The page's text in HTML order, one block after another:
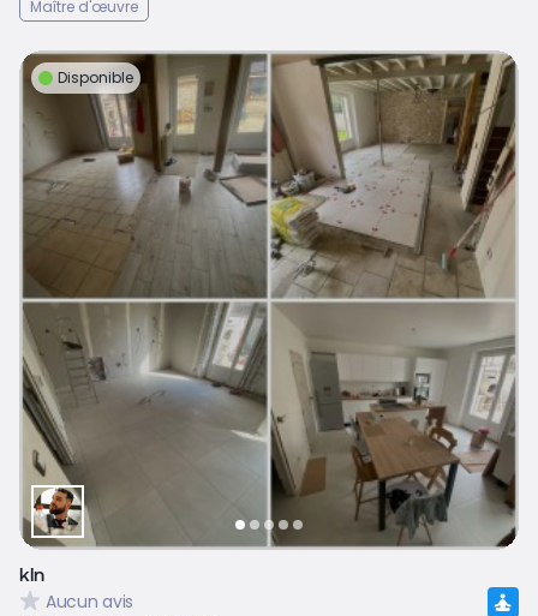
Maître d'œuvre
Disponible
kln
Aucun avis